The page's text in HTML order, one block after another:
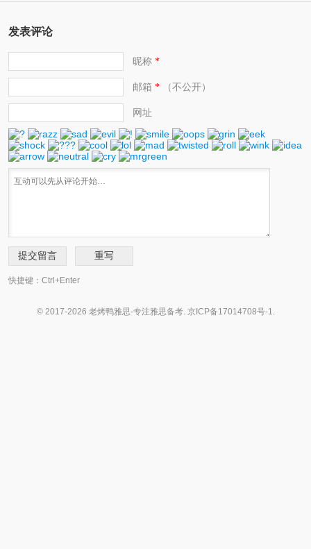
发表评论
昵称*
邮箱 *（不公开）
网址
快捷键：Ctrl+Enter
© 2017-2026 老烤鸭雅思-专注雅思备考. 京ICP备17014708号-1.